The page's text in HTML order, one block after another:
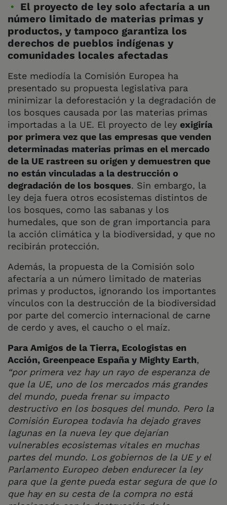
El proyecto de ley solo afectaría a un
número limitado de materias primas y
productos, y tampoco garantiza los
derechos de pueblos indígenas y
comunidades locales afectadas
Este mediodía la Comisión Europea ha
presentado su propuesta legislativa para
minimizar la deforestación y la degradación de
los bosques causada por las materias primas
importadas a la UE. El proyecto de ley exigiría
por primera vez que las empresas que venden
determinadas materias primas en el mercado
de la UE rastreen su origen y demuestren que
no están vinculadas a la destrucción o
degradación de los bosques. Sin embargo, la
ley deja fuera otros ecosistemas distintos de
los bosques, como las sabanas y los
humedales, que son de gran importancia para
la acción climática y la biodiversidad, y que no
recibirán protección.
Además, la propuesta de la Comisión solo
afectaría a un número limitado de materias
primas y productos, ignorando los importantes
vínculos con la destrucción de la biodiversidad
por parte del comercio internacional de carne
de cerdo y aves, el caucho o el maíz.
Para Amigos de la Tierra, Ecologistas en
Acción, Greenpeace España y Mighty Earth,
“por primera vez hay un rayo de esperanza de
que la UE, uno de los mercados más grandes
del mundo, pueda frenar su impacto
destructivo en los bosques del mundo. Pero la
Comisión Europea todavía ha dejado graves
lagunas en la nueva ley que dejarían
vulnerables ecosistemas vitales en muchas
partes del mundo. Los gobiernos de la UE y el
Parlamento Europeo deben endurecer la ley
para que la gente pueda estar segura de que lo
que hay en su cesta de la compra no está